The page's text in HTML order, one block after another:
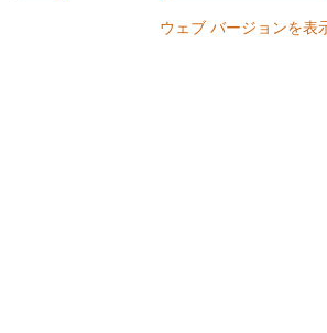
ウェブ バージョンを表